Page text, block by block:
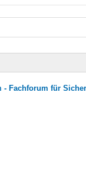
- Fachforum für